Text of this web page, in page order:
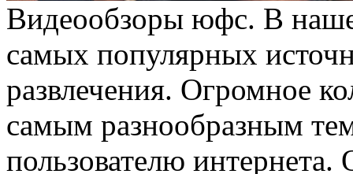
Видeooбзoры юфс. В
самых популярных
развлечения. Огромное
самым разнообразным
пользователю